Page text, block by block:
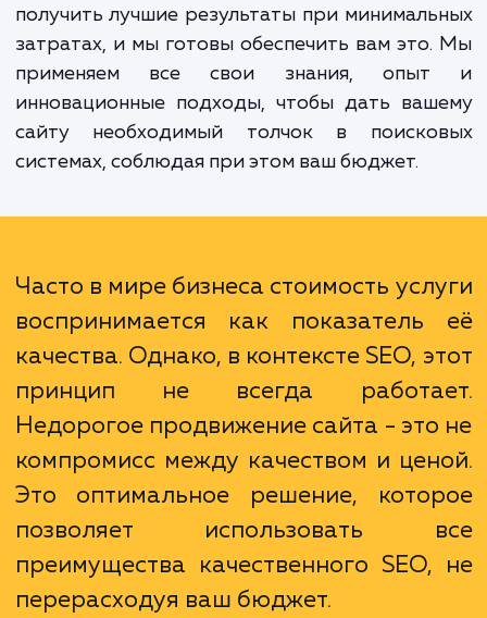
"Недорогое продвижение сайта" - это
которая предназначена для тех, кто
получить высококачественные SEO-
тратя при этом большие суммы. Наша
специалистов знает, как важно для
затратах, и мы готовы обеспечить вам
инновационные подходы, чтобы дать
сайту необходимый толчок в
системах, соблюдая при этом ваш бюджет.
Часто в мире бизнеса стоимость
воспринимается как
качества. Однако, в контексте SEO,
принцип не всегда